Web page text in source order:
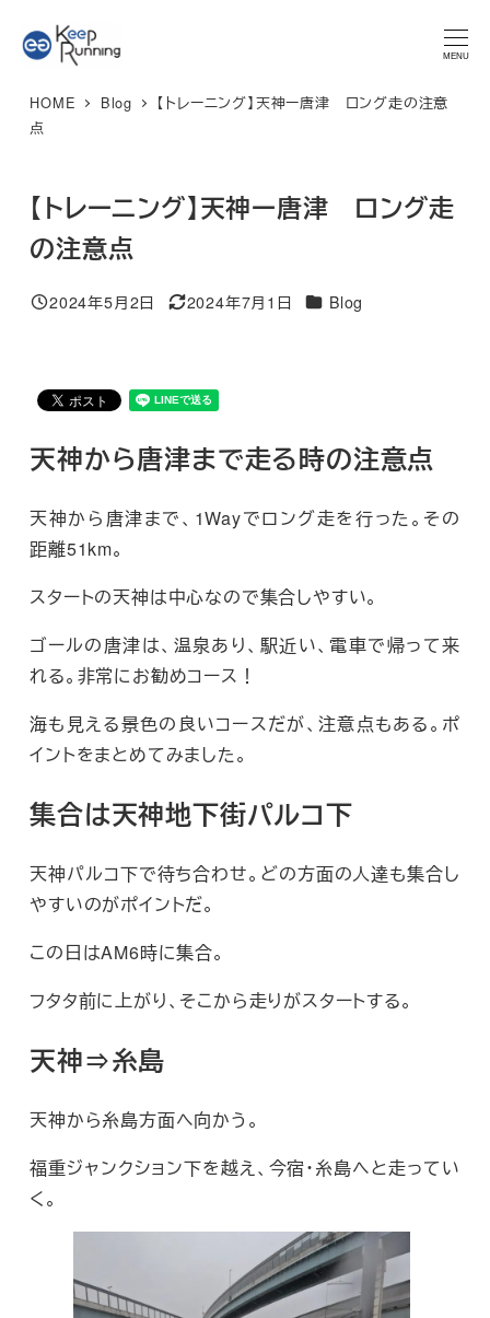
イ
MENU
★マラソンプラン 体験レッスン★ 特別限定価格 3,300円 → ご
予約はこちら
HOME Blog
【トレーニング】天神ー唐津 ロング走の注意
点
【トレーニング】天神ー唐津 ロング走
の注意点
投稿日
2024年5月2日
更新日
2024年7月1日 カテゴリー
Blog
天神から唐津まで走る時の注意点
天神から唐津まで、1Wayでロング走を行った。その
距離51km。
スタートの天神は中心なので集合しやすい。
ゴールの唐津は、温泉あり、駅近い、電車で帰って来
れる。非常にお勧めコース！
海も見える景色の良いコースだが、注意点もある。ポ
イントをまとめてみました。
集合は天神地下街パルコ下
天神パルコ下で待ち合わせ。どの方面の人達も集合し
やすいのがポイントだ。
この日はAM6時に集合。
フタタ前に上がり、そこから走りがスタートする。
天神⇒糸島
天神から糸島方面へ向かう。
福重ジャンクション下を越え、今宿・糸島へと走ってい
く。